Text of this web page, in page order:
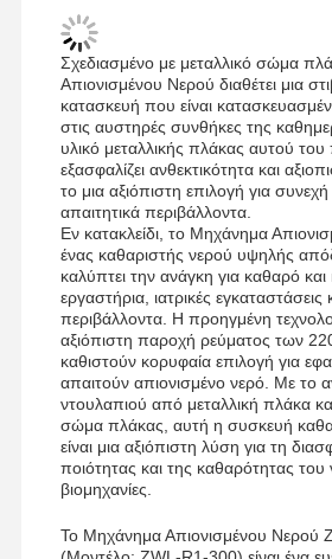
Εργαστηριακό Σύστημα
Μηχανή νερού Ultrapure
σύστημα καθαρισμού νερού
Εξοπλισμός για υπερκαθαρό νερό
Σύστημα διήθησης υπερκαθαρού
Σύστημα ύδρευσης RO Ultra Pure
Συστήματα βιομηχανικής
Εξιοντισμένη μηχανή νερού
Καταναλωτικά για καθαρισμό νερού
Συσκευές συστήματος καθαρισμού
Σχεδιασμένο με μεταλλικό σώμα
Απιονισμένου Νερού διαθέτει μια
κατασκευή που είναι
στις αυστηρές συνθήκες της
υλικό μεταλλικής πλάκας αυτού του
εξασφαλίζει ανθεκτικότητα και
το μια αξιόπιστη επιλογή για συνεχή
απαιτητικά περιβάλλοντα.
Εν κατακλείδι, το Μηχάνημα
ένας καθαριστής νερού υψηλής
καλύπτει την ανάγκη για καθαρό
εργαστήρια, ιατρικές εγκαταστάσεις
περιβάλλοντα. Η προηγμένη
αξιόπιστη παροχή ρεύματος των
καθιστούν κορυφαία επιλογή για
απαιτούν απιονισμένο νερό. Με το
ντουλαπιού από μεταλλική πλάκα
σώμα πλάκας, αυτή η συσκευή
είναι μια αξιόπιστη λύση για τη
ποιότητας και της καθαρότητας
βιομηχανίες.
Το Μηχάνημα Απιονισμένου Νερού